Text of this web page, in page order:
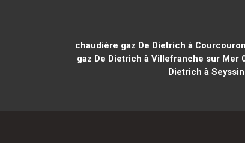
chaudière gaz De Dietrich à
gaz De Dietrich à Villefranche sur Mer
Dietrich à